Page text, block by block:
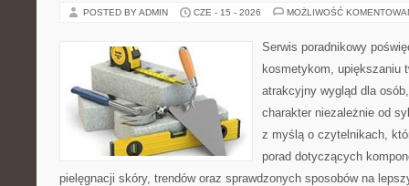
POSTED BY ADMIN CZE - 15 - 2026 MOŻLIWOŚĆ
Serwis poradnikowy
kosmetykom, upiększaniu
atrakcyjny wygląd dla
charakter niezależnie od
z myślą o czytelnikach,
porad dotyczących
pielęgnacji skóry, trendów oraz sprawdzonych sposobów na